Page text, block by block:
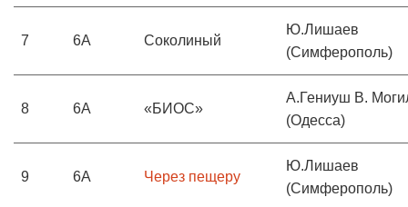
7 6А Соколиный
Ю.Лишаев
(Симферополь)
8 6А «БИОС»
А.Гениуш В.
(Одесса)
9 6А Через пещеру
Ю.Лишаев
(Симферополь)